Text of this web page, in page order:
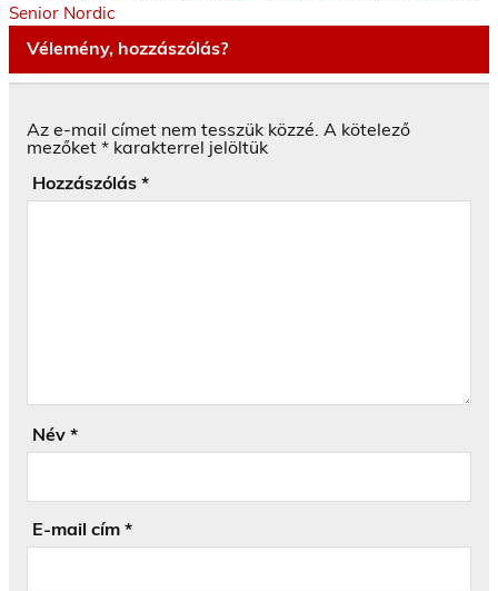
Senior Nordic
Vélemény, hozzászólás?
Az e-mail címet nem tesszük közzé. A kötelező
mezőket * karakterrel jelöltük
Hozzászólás *
Név *
E-mail cím *